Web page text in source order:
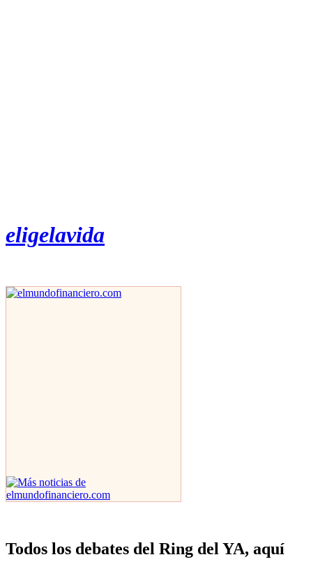
eligelavida
Todos los debates del Ring del YA, aquí